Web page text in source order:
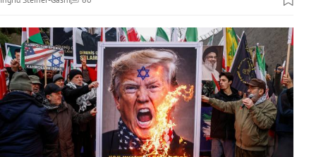
Kommentare